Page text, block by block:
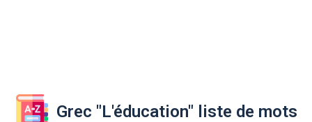
Grec "L'éducation" liste de mots